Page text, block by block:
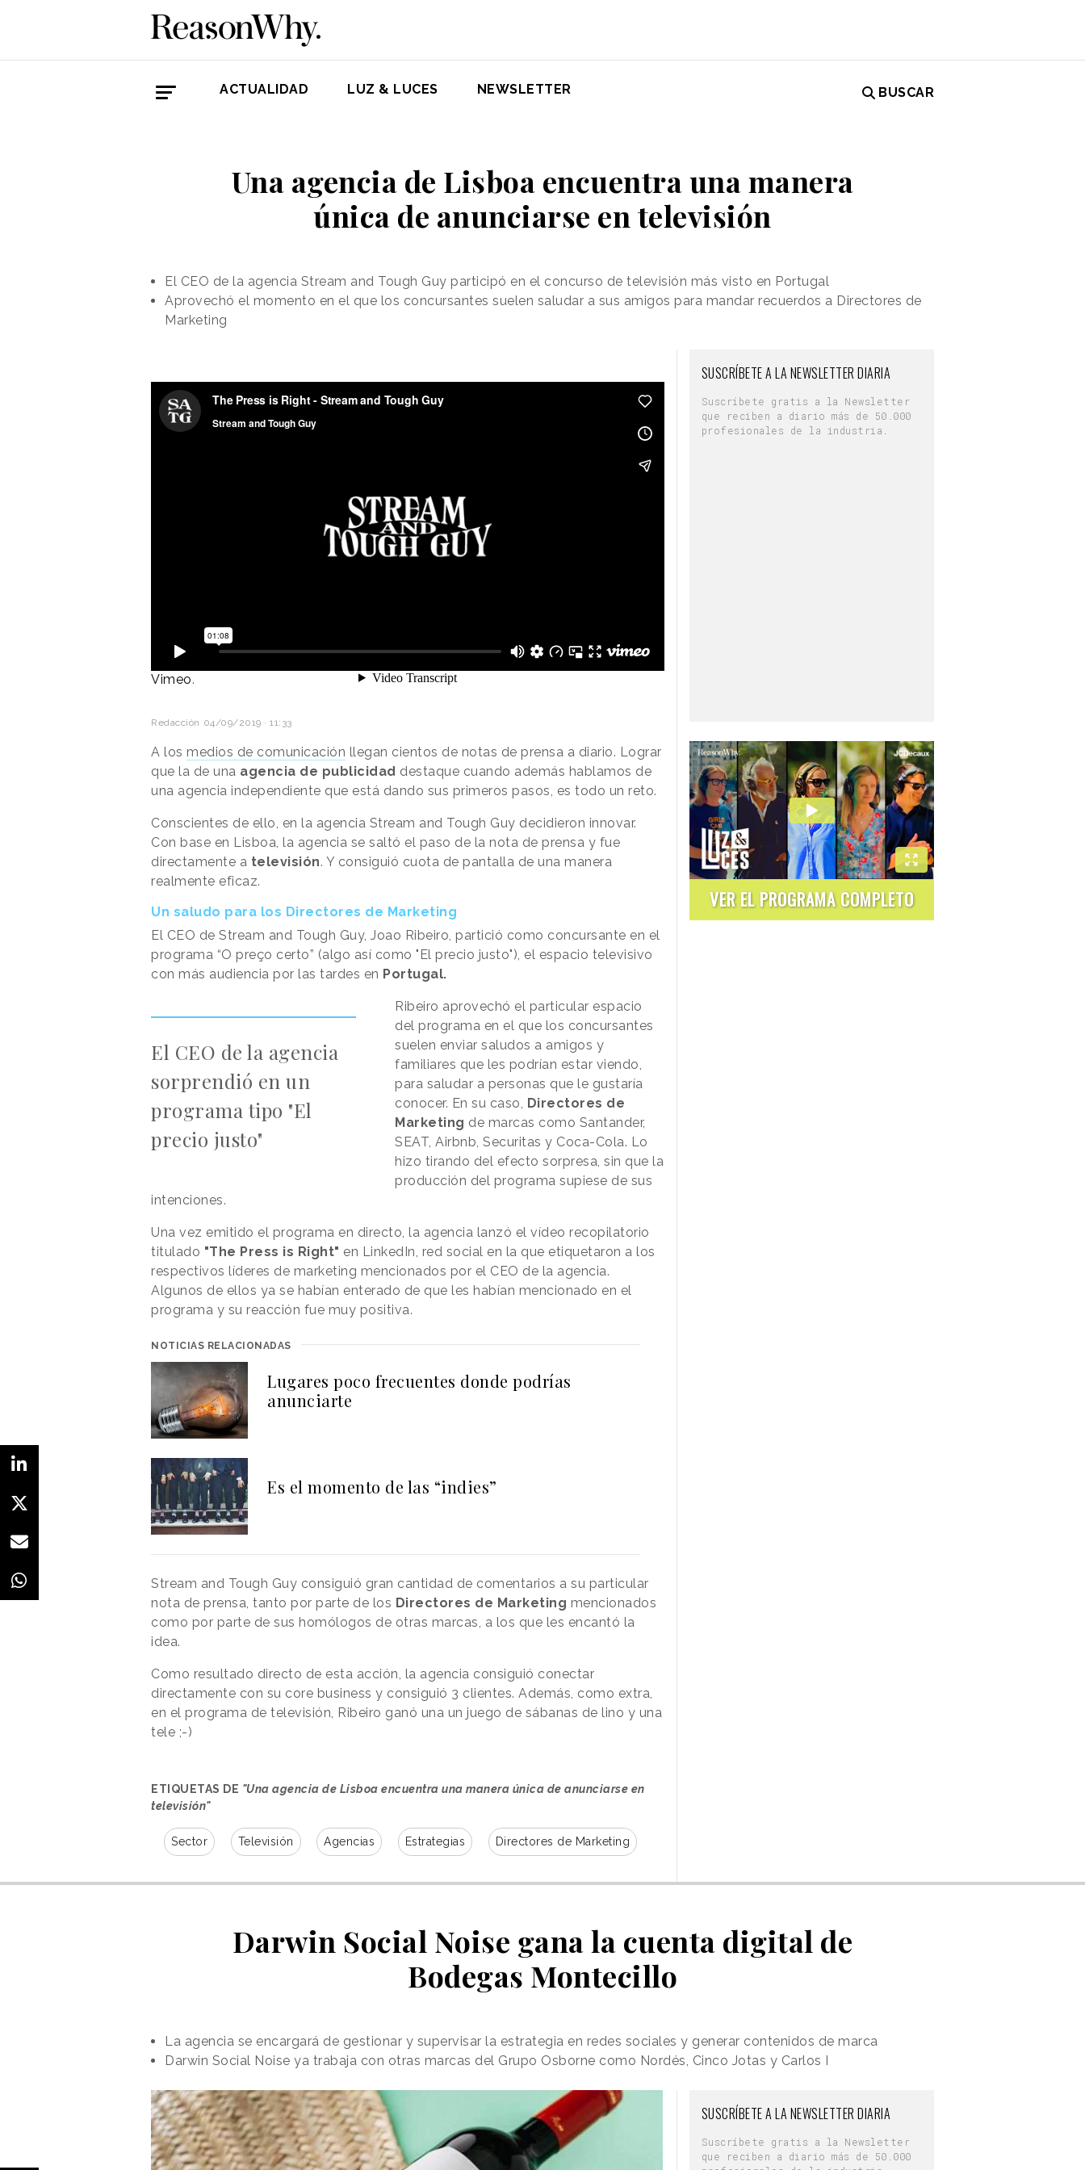
ACTUALIDAD LUZ & LUCES NEWSLETTER BUSCAR
Una agencia de Lisboa encuentra una manera
única de anunciarse en televisión
El CEO de la agencia Stream and Tough Guy participó en el concurso de televisión más visto en Portugal
Aprovechó el momento en el que los concursantes suelen saludar a sus amigos para mandar recuerdos a Directores de
Marketing
The Press is Right - Stream and Tough Guy Stream and Tough Guy on
Vimeo.
Redacción 04/09/2019 · 11:33
A los medios de comunicación llegan cientos de notas de prensa a diario. Lograr
que la de una agencia de publicidad destaque cuando además hablamos de
una agencia independiente que está dando sus primeros pasos, es todo un reto.
Conscientes de ello, en la agencia Stream and Tough Guy decidieron innovar.
Con base en Lisboa, la agencia se saltó el paso de la nota de prensa y fue
directamente a televisión. Y consiguió cuota de pantalla de una manera
realmente eficaz.
Un saludo para los Directores de Marketing
El CEO de Stream and Tough Guy, Joao Ribeiro, partició como concursante en el
programa “O preço certo” (algo así como "El precio justo"), el espacio televisivo
con más audiencia por las tardes en Portugal.
El CEO de la agencia
sorprendió en un
programa tipo "El
precio justo"
Ribeiro aprovechó el particular espacio
del programa en el que los concursantes
suelen enviar saludos a amigos y
familiares que les podrían estar viendo,
para saludar a personas que le gustaría
conocer. En su caso, Directores de
Marketing de marcas como Santander,
SEAT, Airbnb, Securitas y Coca-Cola. Lo
hizo tirando del efecto sorpresa, sin que la
producción del programa supiese de sus
intenciones.
Una vez emitido el programa en directo, la agencia lanzó el vídeo recopilatorio
titulado "The Press is Right" en LinkedIn, red social en la que etiquetaron a los
respectivos líderes de marketing mencionados por el CEO de la agencia.
Algunos de ellos ya se habían enterado de que les habían mencionado en el
programa y su reacción fue muy positiva.
NOTICIAS RELACIONADAS
Lugares poco frecuentes donde podrías
anunciarte
Es el momento de las “indies”
Stream and Tough Guy consiguió gran cantidad de comentarios a su particular
nota de prensa, tanto por parte de los Directores de Marketing mencionados
como por parte de sus homólogos de otras marcas, a los que les encantó la
idea.
Como resultado directo de esta acción, la agencia consiguió conectar
directamente con su core business y consiguió 3 clientes. Además, como extra,
en el programa de televisión, Ribeiro ganó una un juego de sábanas de lino y una
tele ;-)
ETIQUETAS DE "Una agencia de Lisboa encuentra una manera única de anunciarse en
televisión"
Sector Televisión Agencias Estrategias Directores de Marketing
SUSCRÍBETE A LA NEWSLETTER DIARIA
Suscríbete gratis a la Newsletter
que reciben a diario más de 50.000
profesionales de la industria.
VER EL PROGRAMA COMPLETO
Darwin Social Noise gana la cuenta digital de
Bodegas Montecillo
La agencia se encargará de gestionar y supervisar la estrategia en redes sociales y generar contenidos de marca
Darwin Social Noise ya trabaja con otras marcas del Grupo Osborne como Nordés, Cinco Jotas y Carlos I
SUSCRÍBETE A LA NEWSLETTER DIARIA
Suscríbete gratis a la Newsletter
que reciben a diario más de 50.000